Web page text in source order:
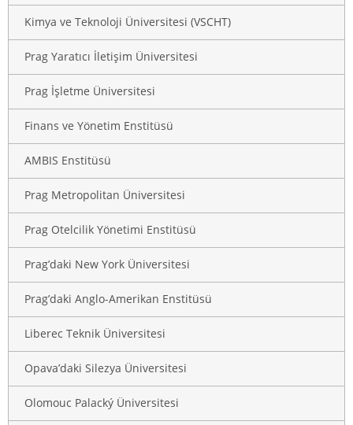
Kimya ve Teknoloji Üniversitesi (VSCHT)
Prag Yaratıcı İletişim Üniversitesi
Prag İşletme Üniversitesi
Finans ve Yönetim Enstitüsü
AMBIS Enstitüsü
Prag Metropolitan Üniversitesi
Prag Otelcilik Yönetimi Enstitüsü
Prag’daki New York Üniversitesi
Prag’daki Anglo-Amerikan Enstitüsü
Liberec Teknik Üniversitesi
Opava’daki Silezya Üniversitesi
Olomouc Palacký Üniversitesi